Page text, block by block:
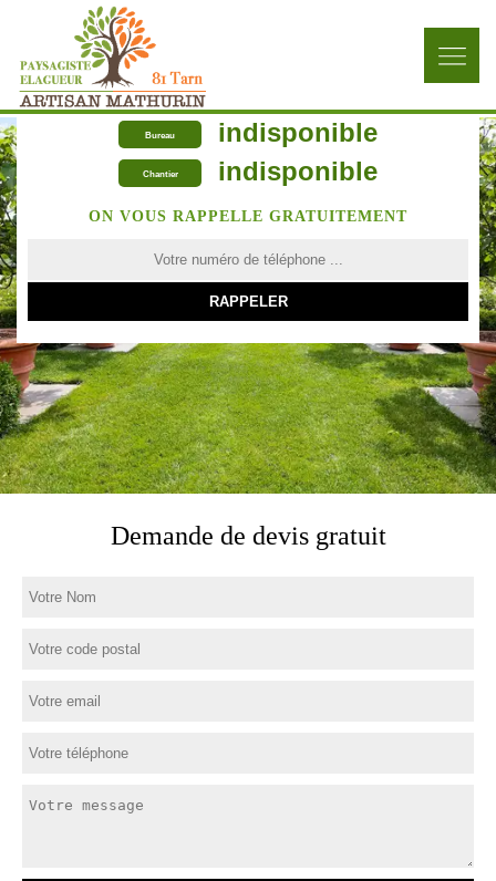
Bureau indisponible
Chantier indisponible
ON VOUS RAPPELLE GRATUITEMENT
Demande de devis gratuit